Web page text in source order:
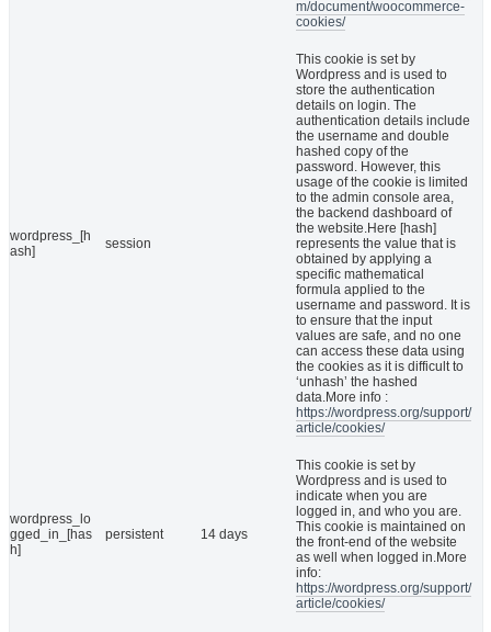
m/document/woocommerce-
cookies/
wordpress_[h
ash]
session
This cookie is set by
Wordpress and is used to
store the authentication
details on login. The
authentication details include
the username and double
hashed copy of the
password. However, this
usage of the cookie is limited
to the admin console area,
the backend dashboard of
the website.Here [hash]
represents the value that is
obtained by applying a
specific mathematical
formula applied to the
username and password. It is
to ensure that the input
values are safe, and no one
can access these data using
the cookies as it is difficult to
‘unhash’ the hashed
data.More info :
https://wordpress.org/support/
article/cookies/
wordpress_lo
gged_in_[has
h]
persistent 14 days
This cookie is set by
Wordpress and is used to
indicate when you are
logged in, and who you are.
This cookie is maintained on
the front-end of the website
as well when logged in.More
info:
https://wordpress.org/support/
article/cookies/